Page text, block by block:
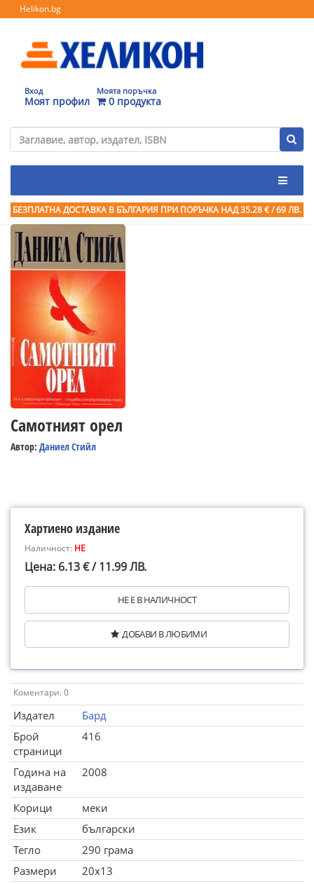
Helikon.bg
Вход
Моят профил
Моята поръчка
0 продукта
БЕЗПЛАТНА ДОСТАВКА В БЪЛГАРИЯ ПРИ ПОРЪЧКА НАД 35.28 € / 69 ЛВ.
Самотният орел
Автор: Даниел Стийл
Хартиено издание
Наличност: НЕ
Цена: 6.13 € / 11.99 ЛВ.
НЕ Е В НАЛИЧНОСТ
ДОБАВИ В ЛЮБИМИ
Коментари: 0
Издател
Бард
Брой
страници
416
Година на
издаване
2008
Корици
меки
Език
български
Тегло
290 грама
Размери
20x13